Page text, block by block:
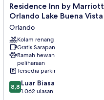
Residence
Inn
Marriott
Orlando
Lake
Buena
Vista
Orlando
Residence Inn by Marriott
Orlando Lake Buena Vista
Orlando
Kolam renang
Gratis Sarapan
Ramah hewan
peliharaan
Tersedia parkir
8.8
dari
8,8 Luar Biasa
1.062 ulasan